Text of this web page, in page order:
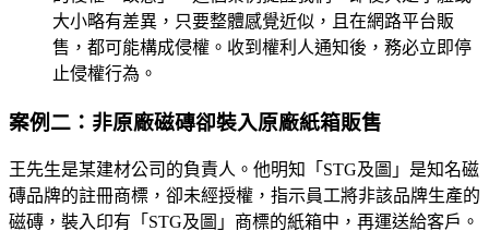
大小略有差異，只要整體感覺近似，且在網路平台販
售，都可能構成侵權。收到權利人通知後，務必立即停
止侵權行為。
案例二：非原廠磁磚卻裝入原廠紙箱販售
王先生是某建材公司的負責人。他明知「STG及圖」是知名磁
磚品牌的註冊商標，卻未經授權，指示員工將非該品牌生產的
磁磚，裝入印有「STG及圖」商標的紙箱中，再運送給客戶。